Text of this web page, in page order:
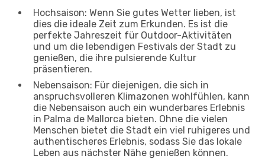
Hochsaison: Wenn Sie gutes Wetter lieben, ist
dies die ideale Zeit zum Erkunden. Es ist die
perfekte Jahreszeit für Outdoor-Aktivitäten
und um die lebendigen Festivals der Stadt zu
genießen, die ihre pulsierende Kultur
präsentieren.
Nebensaison: Für diejenigen, die sich in
anspruchsvolleren Klimazonen wohlfühlen, kann
die Nebensaison auch ein wunderbares Erlebnis
in Palma de Mallorca bieten. Ohne die vielen
Menschen bietet die Stadt ein viel ruhigeres und
authentischeres Erlebnis, sodass Sie das lokale
Leben aus nächster Nähe genießen können.